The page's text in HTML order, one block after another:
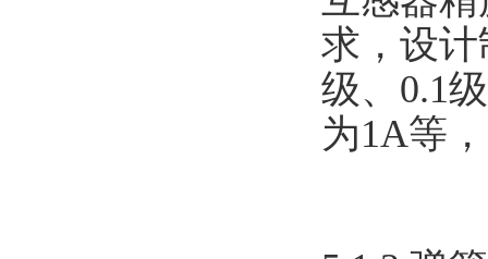
求，设计
级、0.1
为1A等